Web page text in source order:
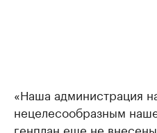
«Наша администрация
нецелесообразным
генплан еще не